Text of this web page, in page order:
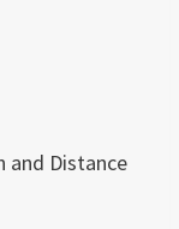
and Distance